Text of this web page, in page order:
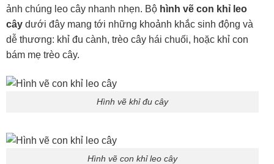
ảnh chúng leo cây nhanh nhẹn. Bộ hình vẽ con khỉ leo
cây dưới đây mang tới những khoảnh khắc sinh động và
dễ thương: khỉ đu cành, trèo cây hái chuối, hoặc khỉ con
bám mẹ trèo cây.
Hình vẽ khỉ đu cây
Hình vẽ con khỉ leo cây